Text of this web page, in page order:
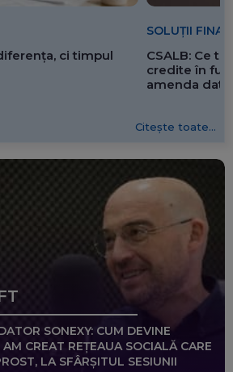
ci timpul
SOLUȚII
CSALB: Ce
credite în
amenda
Citește toate...
SONEXY: CUM DEVINE
CREAT REȚEAUA SOCIALĂ CARE
LA SFÂRȘITUL SESIUNII